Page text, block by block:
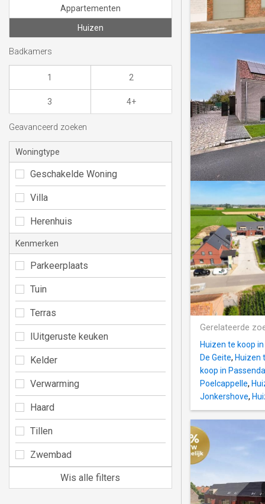
Gerelateerde
Huizen te koop
De Geite, Huizen
koop in
Poelcappelle,
Jonkershove,
Appartementen
Huizen
Badkamers
1 2
3 4+
Geavanceerd zoeken
Woningtype
Geschakelde Woning
Villa
Herenhuis
Kenmerken
Parkeerplaats
Tuin
Terras
IUitgeruste keuken
Kelder
Verwarming
Haard
Tillen
Zwembad
Wis alle filters